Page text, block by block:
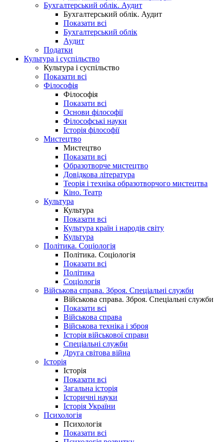
Бухгалтерський облік. Аудит
Бухгалтерський облік. Аудит
Показати всі
Бухгалтерський облік
Аудит
Податки
Культура і суспільство
Культура і суспільство
Показати всі
Філософія
Філософія
Показати всі
Основи філософії
Філософські науки
Історія філософії
Мистецтво
Мистецтво
Показати всі
Образотворче мистецтво
Довідкова література
Теорія і техніка образотворчого мистецтва
Кіно. Театр
Культура
Культура
Показати всі
Культура країн і народів світу
Культура
Політика. Соціологія
Політика. Соціологія
Показати всі
Політика
Соціологія
Військова справа. Зброя. Спеціальні служби
Військова справа. Зброя. Спеціальні служби
Показати всі
Військова справа
Військова техніка і зброя
Історія військової справи
Спеціальні служби
Друга світова війна
Історія
Історія
Показати всі
Загальна історія
Історичні науки
Історія України
Психологія
Психологія
Показати всі